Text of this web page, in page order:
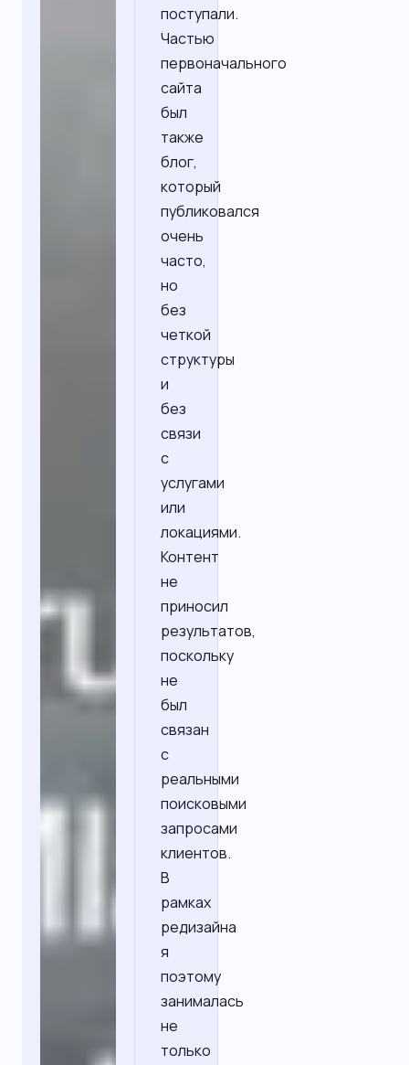
поступали.
Частью
первоначального
сайта
был
также
блог,
который
публиковался
очень
часто,
но
без
четкой
структуры
и
без
связи
с
услугами
или
локациями.
Контент
не
приносил
результатов,
поскольку
не
был
связан
с
реальными
поисковыми
запросами
клиентов.
В
рамках
редизайна
я
поэтому
занималась
не
только